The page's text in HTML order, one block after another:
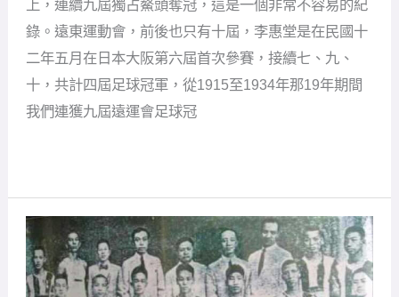
上，連續九屆獨占鰲頭奪冠，這是一個非常不容易的紀
錄。遠東運動會，前後也只有十屆，李惠堂是在民國十
二年五月在日本大阪第六屆首次參賽，接續七、九、
十，共計四屆足球冠軍，從1915至1934年那19年期間
我們連獲九屆遠運會足球冠
運
會
完
美
九
連
霸